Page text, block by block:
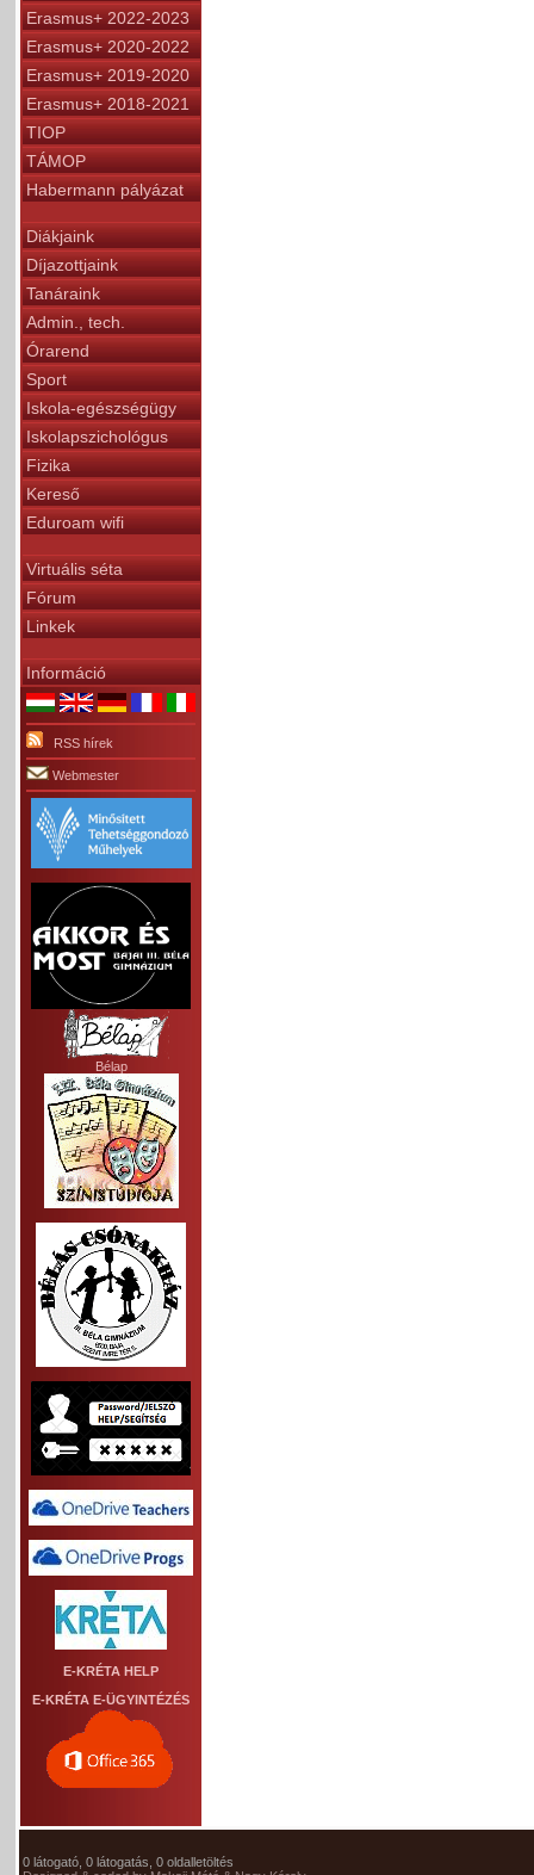
Erasmus+ 2022-2023
Erasmus+ 2020-2022
Erasmus+ 2019-2020
Erasmus+ 2018-2021
TIOP
TÁMOP
Habermann pályázat
Diákjaink
Díjazottjaink
Tanáraink
Admin., tech.
Órarend
Sport
Iskola-egészségügy
Iskolapszichológus
Fizika
Kereső
Eduroam wifi
Virtuális séta
Fórum
Linkek
Információ
RSS hírek
Webmester
Bélap
E-KRÉTA HELP
E-KRÉTA E-ÜGYINTÉZÉS
0 látogató, 0 látogatás, 0 oldalletöltés